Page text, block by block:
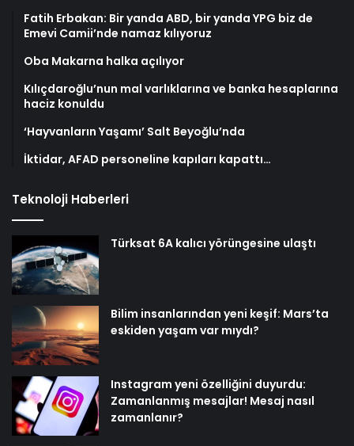
Fatih Erbakan: Bir yanda ABD, bir yanda YPG biz de
Emevi Camii’nde namaz kılıyoruz
Oba Makarna halka açılıyor
Kılıçdaroğlu’nun mal varlıklarına ve banka hesaplarına
haciz konuldu
‘Hayvanların Yaşamı’ Salt Beyoğlu’nda
İktidar, AFAD personeline kapıları kapattı…
Teknoloji Haberleri
Türksat 6A kalıcı yörüngesine ulaştı
Bilim insanlarından yeni keşif: Mars’ta
eskiden yaşam var mıydı?
Instagram yeni özelliğini duyurdu:
Zamanlanmış mesajlar! Mesaj nasıl
zamanlanır?